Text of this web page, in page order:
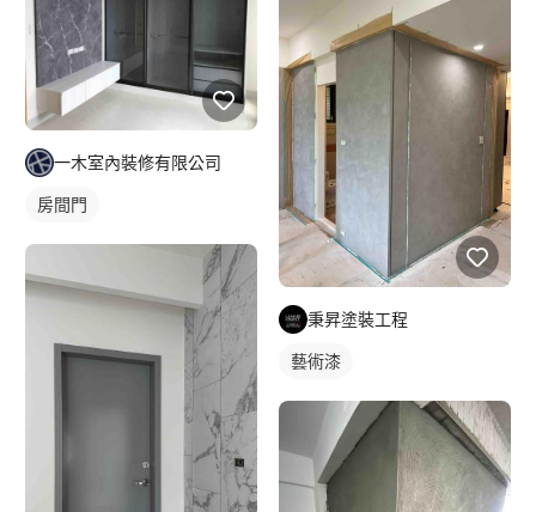
一木室內裝修有限公司
房間門
秉昇塗裝工程
藝術漆